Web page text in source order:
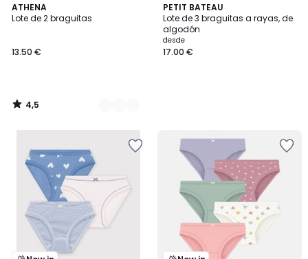
ATHENA
Lote de 2 braguitas
13.50 €
4,5
/ 5
2
Colores
4,5
/
PETIT BATEAU
Lote de 3 braguitas a rayas, de
algodón
desde
17.00 €